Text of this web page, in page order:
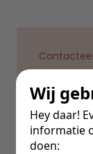
Wij
Hey daar!
informatie
doen:
Ik